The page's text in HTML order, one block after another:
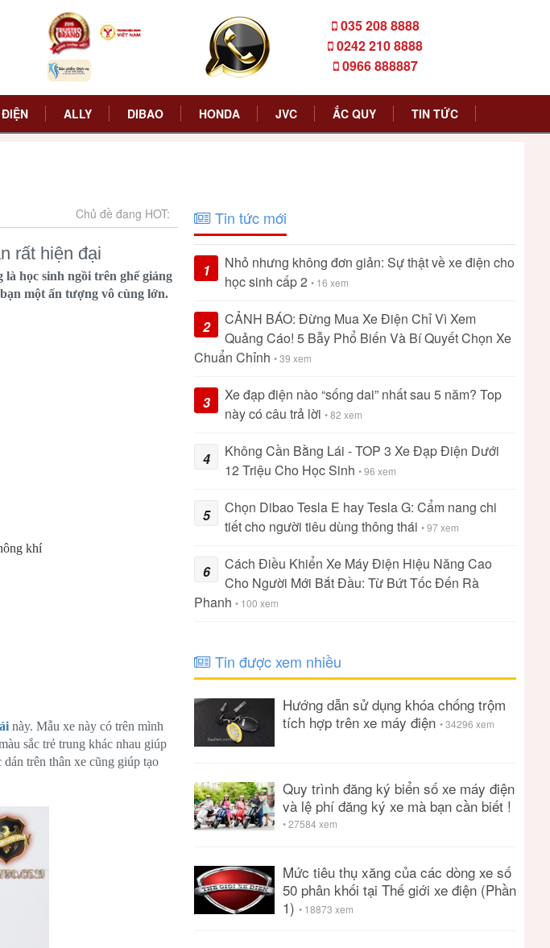
035 208 8888
0242 210 8888
0966 888887
ALLY DIBAO HONDA JVC ẮC QUY TIN TỨC
Chủ đề đang HOT:
rất hiện đại
học sinh ngồi trên ghế giảng
một ấn tượng vô cùng lớn.
khí
này. Mẫu xe này có trên mình
sắc trẻ trung khác nhau giúp
trên thân xe cũng giúp tạo
Tin tức mới
1
Nhỏ nhưng không đơn giản: Sự thật về xe điện cho
học sinh cấp 2 • 16 xem
2
CẢNH BÁO: Đừng Mua Xe Điện Chỉ Vì Xem
Quảng Cáo! 5 Bẫy Phổ Biến Và Bí Quyết Chọn Xe
Chuẩn Chỉnh • 39 xem
3
Xe đạp điện nào “sống dai” nhất sau 5 năm? Top
này có câu trả lời • 82 xem
4
Không Cần Bằng Lái - TOP 3 Xe Đạp Điện Dưới
12 Triệu Cho Học Sinh • 96 xem
5
Chọn Dibao Tesla E hay Tesla G: Cẩm nang chi
tiết cho người tiêu dùng thông thái • 97 xem
6
Cách Điều Khiển Xe Máy Điện Hiệu Năng Cao
Cho Người Mới Bắt Đầu: Từ Bứt Tốc Đến Rà
Phanh • 100 xem
Tin được xem nhiều
Hướng dẫn sử dụng khóa chống trộm
tích hợp trên xe máy điện • 34296 xem
Quy trình đăng ký biển số xe máy điện
và lệ phí đăng ký xe mà bạn cần biết !
• 27584 xem
Mức tiêu thụ xăng của các dòng xe số
50 phân khối tại Thế giới xe điện (Phần
1) • 18873 xem